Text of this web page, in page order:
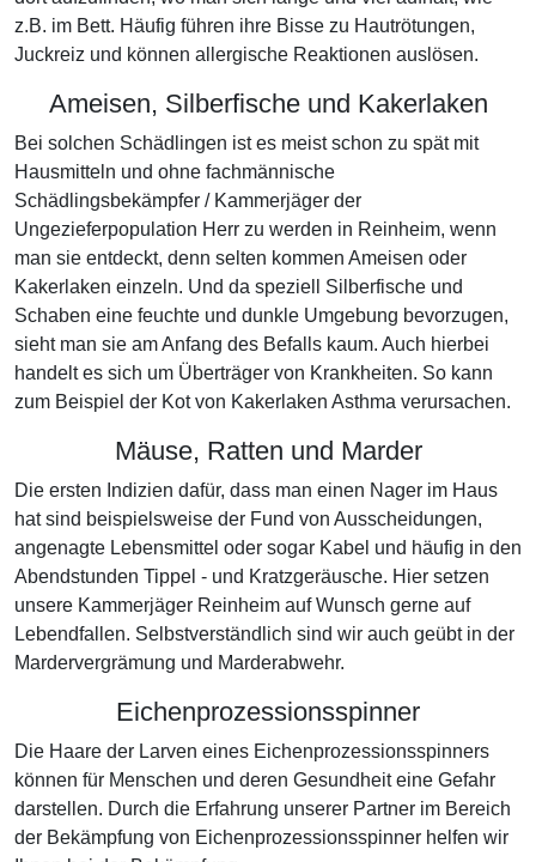
z.B. im Bett. Häufig führen ihre Bisse zu Hautrötungen,
Juckreiz und können allergische Reaktionen auslösen.
Ameisen, Silberfische und Kakerlaken
Bei solchen Schädlingen ist es meist schon zu spät mit
Hausmitteln und ohne fachmännische
Schädlingsbekämpfer / Kammerjäger der
Ungezieferpopulation Herr zu werden in Reinheim, wenn
man sie entdeckt, denn selten kommen Ameisen oder
Kakerlaken einzeln. Und da speziell Silberfische und
Schaben eine feuchte und dunkle Umgebung bevorzugen,
sieht man sie am Anfang des Befalls kaum. Auch hierbei
handelt es sich um Überträger von Krankheiten. So kann
zum Beispiel der Kot von Kakerlaken Asthma verursachen.
Mäuse, Ratten und Marder
Die ersten Indizien dafür, dass man einen Nager im Haus
hat sind beispielsweise der Fund von Ausscheidungen,
angenagte Lebensmittel oder sogar Kabel und häufig in den
Abendstunden Tippel - und Kratzgeräusche. Hier setzen
unsere Kammerjäger Reinheim auf Wunsch gerne auf
Lebendfallen. Selbstverständlich sind wir auch geübt in der
Mardervergrämung und Marderabwehr.
Eichenprozessionsspinner
Die Haare der Larven eines Eichenprozessionsspinners
können für Menschen und deren Gesundheit eine Gefahr
darstellen. Durch die Erfahrung unserer Partner im Bereich
der Bekämpfung von Eichenprozessionsspinner helfen wir